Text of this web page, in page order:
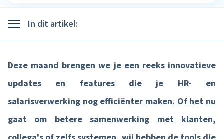
AI Assistant NIEUW
Direct betalen
Interactieve loonstrook
Product
Events
Trainingen
Contact
Support
Sverige
In dit artikel:
Deze maand brengen we je een reeks innovatieve
updates en features die je HR- en
salarisverwerking nog efficiënter maken. Of het nu
gaat om betere samenwerking met klanten,